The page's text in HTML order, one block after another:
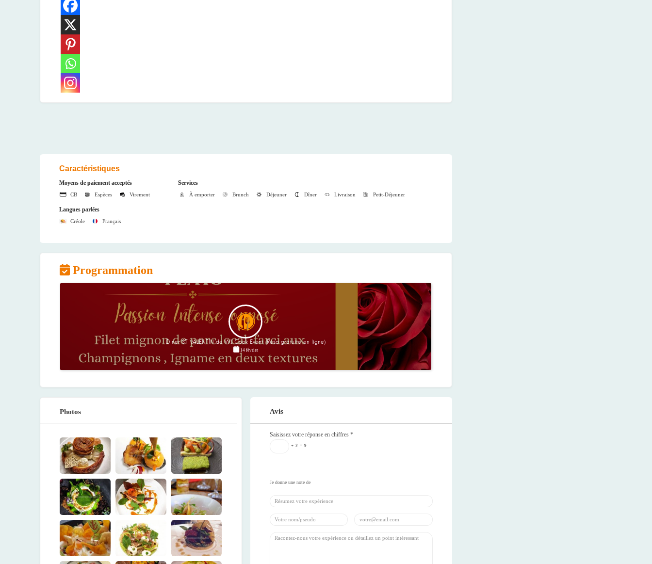
Caractéristiques
Moyens de paiement acceptés
CB Espèces Virement
Services
À emporter Brunch Déjeuner Dîner Livraison Petit-Déjeuner
Langues parlées
Créole Français
Programmation
Diner ST VALENTIN de WJ Cook Event (Résa gratuite en ligne)
14 février
Photos Avis
Saisissez votre réponse en chiffres*
+ 2 = 9